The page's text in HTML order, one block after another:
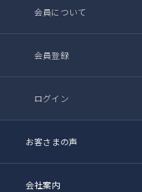
会員について
会員登録
ログイン
お客さまの声
会社案内